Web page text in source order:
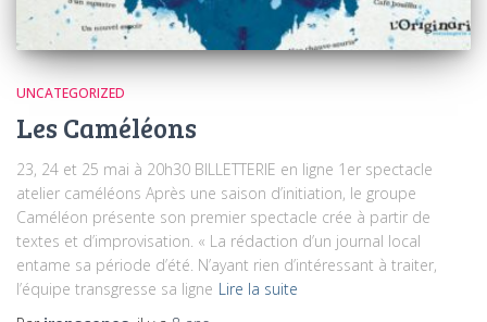
UNCATEGORIZED
Les Caméléons
23, 24 et 25 mai à 20h30 BILLETTERIE en ligne 1er spectacle
atelier caméléons Après une saison d’initiation, le groupe
Caméléon présente son premier spectacle crée à partir de
textes et d’improvisation. « La rédaction d’un journal local
entame sa période d’été. N’ayant rien d’intéressant à traiter,
l’équipe transgresse sa ligne Lire la suite